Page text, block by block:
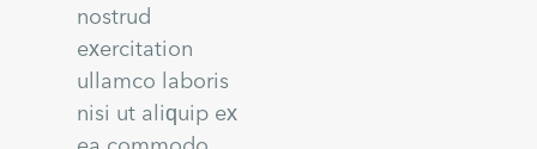
nostrud
exercitation
ullamco laboris
nisi ut aliquip ex